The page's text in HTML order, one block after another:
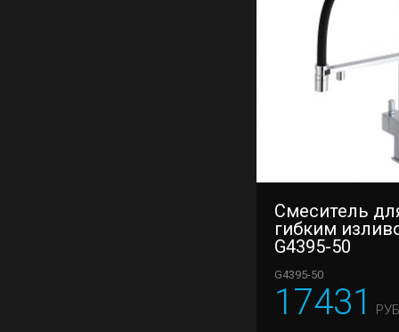
Смеситель
гибким
G4395-50
G4395-50
17431